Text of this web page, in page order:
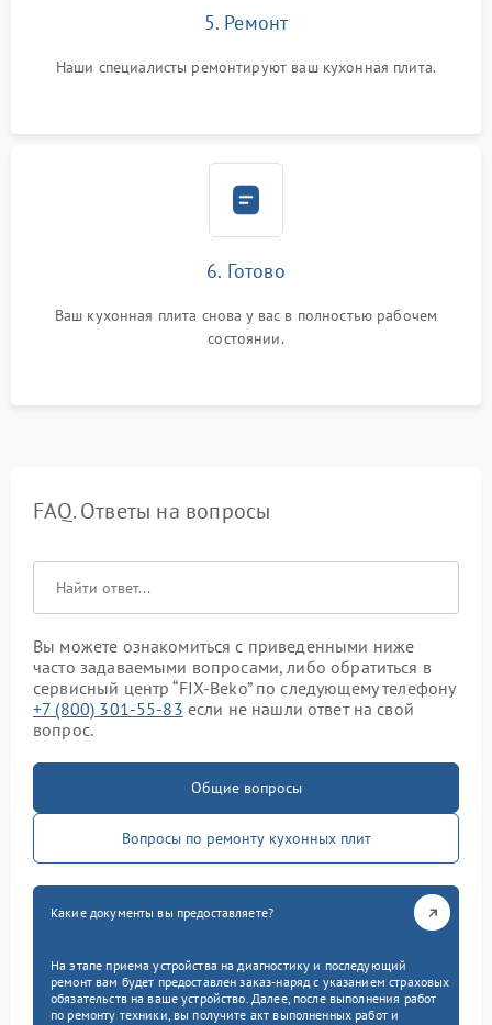
5. Ремонт
Наши специалисты ремонтируют ваш кухонная плита.
6. Готово
Ваш кухонная плита снова у вас в полностью рабочем
состоянии.
FAQ. Ответы на вопросы
Вы можете ознакомиться с приведенными ниже
часто задаваемыми вопросами, либо обратиться в
сервисный центр “FIX-Beko” по следующему телефону
+7 (800) 301-55-83 если не нашли ответ на свой
вопрос.
Общие вопросы
Вопросы по ремонту кухонных плит
Какие документы вы предоставляете?
На этапе приема устройства на диагностику и последующий
ремонт вам будет предоставлен заказ-наряд с указанием страховых
обязательств на ваше устройство. Далее, после выполнения работ
по ремонту техники, вы получите акт выполненных работ и